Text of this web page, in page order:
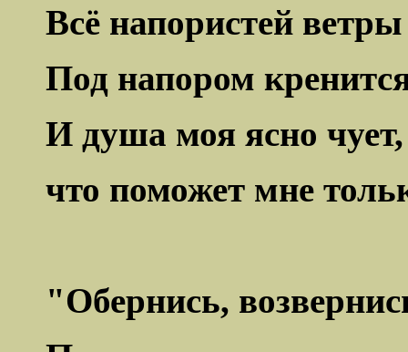
Всё напористей
Под напором
И душа моя ясно чует,
что поможет мне
"Обернись,